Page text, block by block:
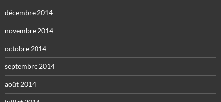
décembre 2014
novembre 2014
octobre 2014
septembre 2014
août 2014